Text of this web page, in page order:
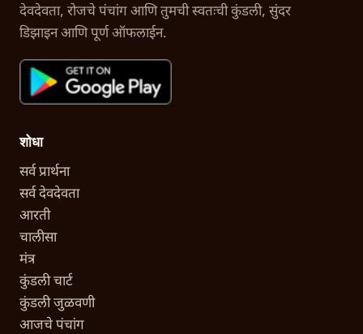
देवदेवता, रोजचे पंचांग आणि तुमची स्वतःची कुंडली, सुंदर
डिझाइन आणि पूर्ण ऑफलाईन.
शोधा
सर्व प्रार्थना
सर्व देवदेवता
आरती
चालीसा
मंत्र
कुंडली चार्ट
कुंडली जुळवणी
आजचे पंचांग